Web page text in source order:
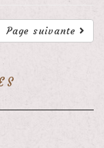
Page suivante